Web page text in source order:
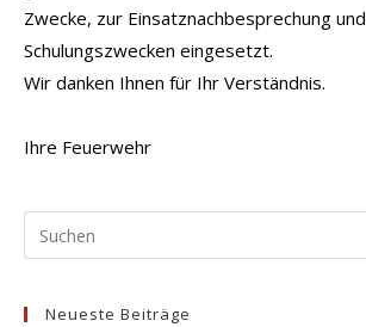
Zwecke, zur Einsatznachbesprechung und
Schulungszwecken eingesetzt.
Wir danken Ihnen für Ihr Verständnis.
Ihre Feuerwehr
Neueste Beiträge